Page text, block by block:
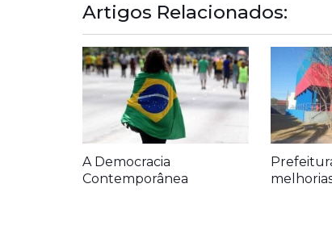
Artigos Relacionados:
A Democracia
Contemporânea